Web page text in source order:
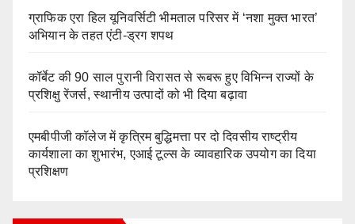
ग्राफिक एरा हिल यूनिवर्सिटी भीमताल परिसर में ‘नशा मुक्त भारत’
अभियान के तहत एंटी-ड्रग शपथ
कॉर्बेट की 90 साल पुरानी विरासत से रूबरू हुए विभिन्न राज्यों के
प्रशिक्षु रेंजर्स, स्थानीय उत्पादों को भी दिया बढ़ावा
एमबीपीजी कॉलेज में कृत्रिम बुद्धिमत्ता पर दो दिवसीय राष्ट्रीय
कार्यशाला का शुभारंभ, एआई टूल्स के व्यावहारिक उपयोग का दिया
प्रशिक्षण